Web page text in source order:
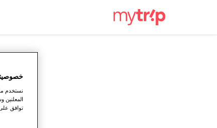
نستخدم
توافق